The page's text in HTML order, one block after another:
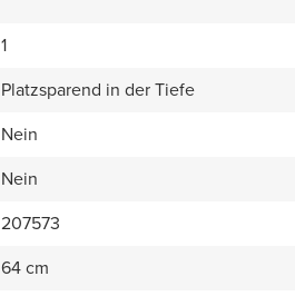
1
Platzsparend in der Tiefe
Nein
Nein
207573
64 cm